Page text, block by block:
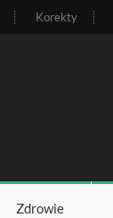
Korekty
Zdrowie